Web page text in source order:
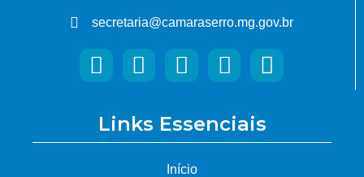
secretaria@camaraserro.mg.gov.br
Links Essenciais
Início